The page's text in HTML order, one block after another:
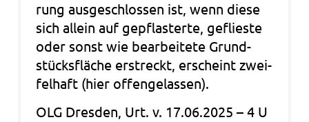
rung aus­ge­schlos­sen ist, wenn diese
sich allein auf gepflas­ter­te, geflies­te
oder sonst wie bear­bei­te­te Grund­
stücks­flä­che erstreckt, erscheint zwei­
fel­haft (hier offen­ge­las­sen).
OLG Dres­den, Urt. v. 17.06.2025 – 4 U